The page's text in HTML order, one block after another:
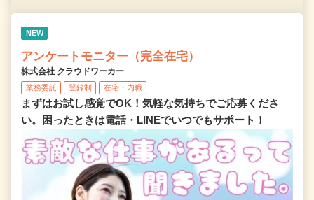
NEW
アンケートモニター（完全在宅）
株式会社 クラウドワーカー
業務委託 登録制 在宅・内職
まずはお試し感覚でOK！気軽な気持ちでご応募くださ
い。困ったときは電話・LINEでいつでもサポート！